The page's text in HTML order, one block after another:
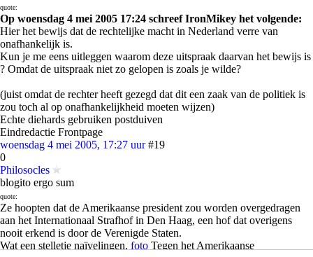
quote:
Op woensdag 4 mei 2005 17:24 schreef IronMikey het volgende:
Hier het bewijs dat de rechtelijke macht in Nederland verre van
onafhankelijk is.
Kun je me eens uitleggen waarom deze uitspraak daarvan het bewijs is
? Omdat de uitspraak niet zo gelopen is zoals je wilde?
(juist omdat de rechter heeft gezegd dat dit een zaak van de politiek is
zou toch al op onafhankelijkheid moeten wijzen)
Echte diehards gebruiken postduiven
Eindredactie Frontpage
woensdag 4 mei 2005, 17:27 uur #19
0
Philosocles
blogito ergo sum
quote:
Ze hoopten dat de Amerikaanse president zou worden overgedragen
aan het Internationaal Strafhof in Den Haag, een hof dat overigens
nooit erkend is door de Verenigde Staten.
Wat een stelletje naïvelingen. foto Tegen het Amerikaanse